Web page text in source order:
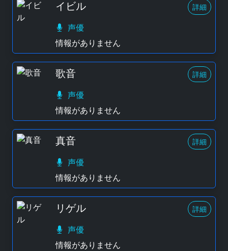
イビル 詳細
声優
情報がありません
歌音 詳細
声優
情報がありません
真音 詳細
声優
情報がありません
リゲル 詳細
声優
情報がありません